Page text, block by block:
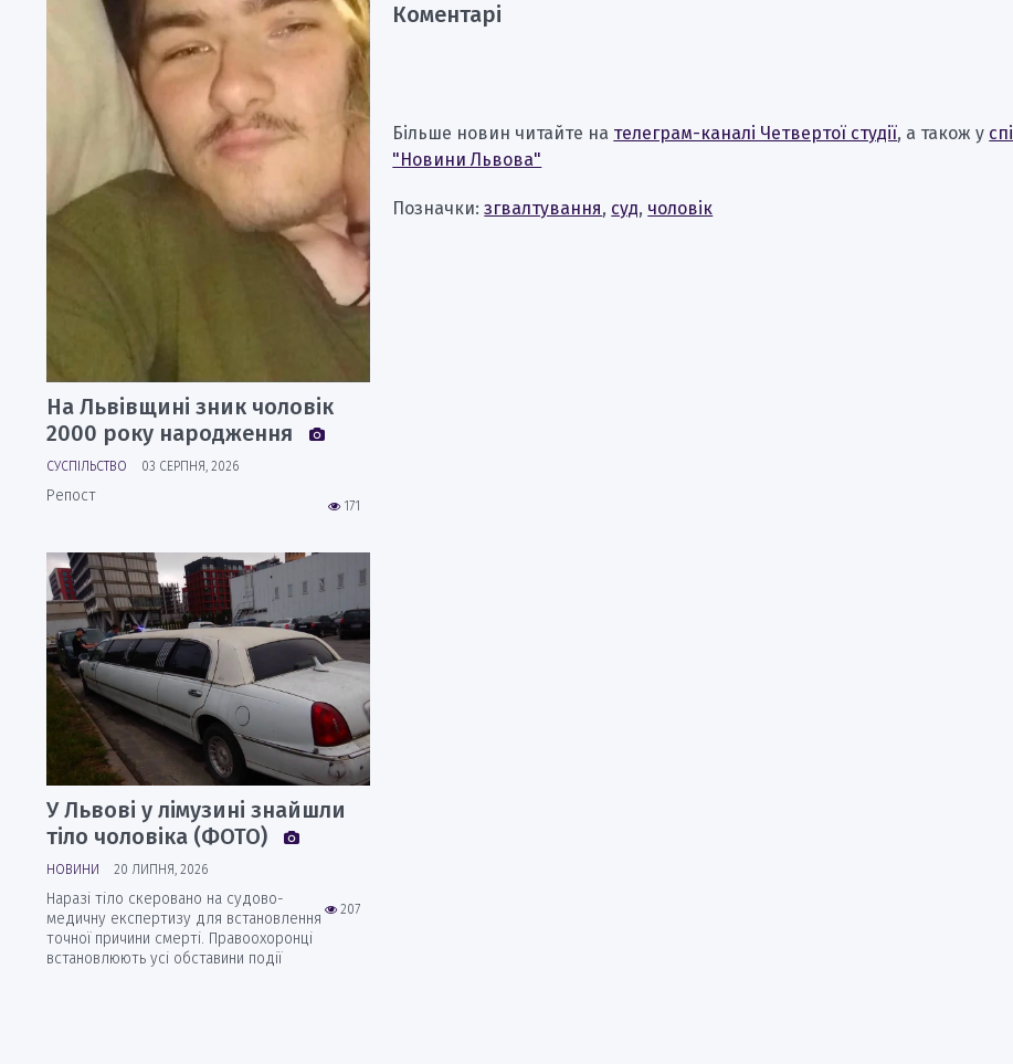
Коментарі
Більше новин читайте на телеграм-каналі Четвертої студії, а також у
"Новини Львова"
Позначки:згвалтування, суд, чоловік
На Львівщині зник чоловік
2000 року народження
СУСПІЛЬСТВО 03 СЕРПНЯ, 2026
171
Репост
У Львові у лімузині знайшли
тіло чоловіка (ФОТО)
НОВИНИ 20 ЛИПНЯ, 2026
207
Наразі тіло скеровано на судово-
медичну експертизу для встановлення
точної причини смерті. Правоохоронці
встановлюють усі обставини події